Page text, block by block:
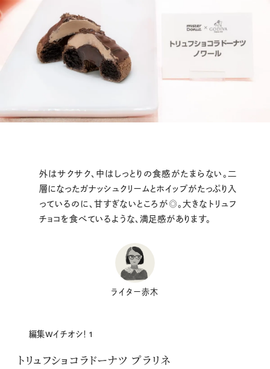
外はサクサク、中はしっとりの食感がたまらない。二
層になったガナッシュクリームとホイップがたっぷり入
っているのに、甘すぎないところが◎。大きなトリュフ
チョコを食べているような、満足感があります。
ライター赤木
編集Wイチオシ！ 1
トリュフショコラドーナツ プラリネ